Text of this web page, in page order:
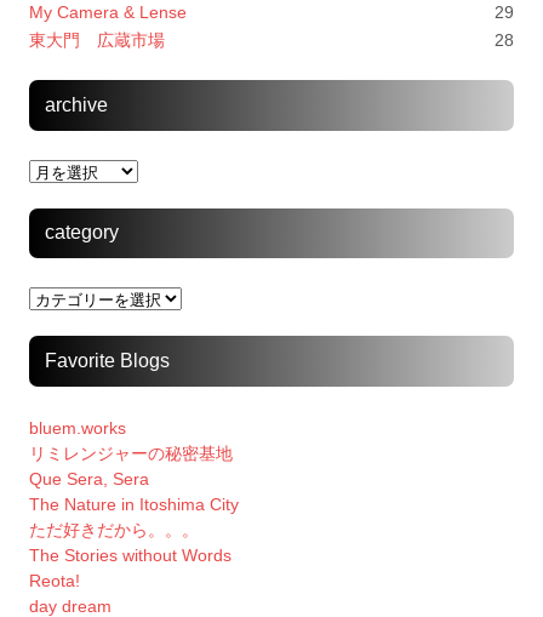
My Camera & Lense
29
東大門 広蔵市場
28
archive
archive
category
category
Favorite Blogs
bluem.works
リミレンジャーの秘密基地
Que Sera, Sera
The Nature in Itoshima City
ただ好きだから。。。
The Stories without Words
Reota!
day dream